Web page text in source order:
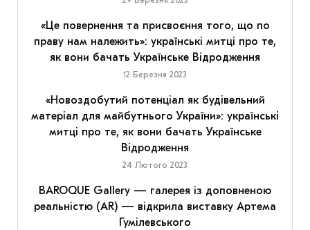
«Це повернення та присвоєння того, що по
праву нам належить»: українські митці про те,
як вони бачать Українське Відродження
12 Березня 2023
«Новоздобутий потенціал як будівельний
матеріал для майбутнього України»: українські
митці про те, як вони бачать Українське
Відродження
24 Лютого 2023
BAROQUE Gallery — галерея із доповненою
реальністю (AR) — відкрила виставку Артема
Гумілевського